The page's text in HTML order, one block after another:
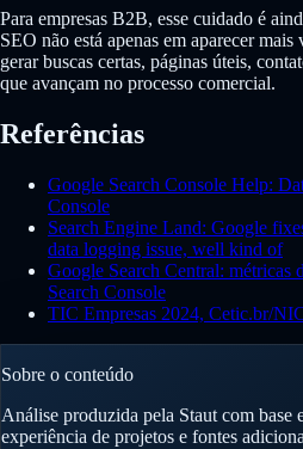
Para empresas B2B, esse cuidado é
SEO não está apenas em aparecer
gerar buscas certas, páginas úteis,
que avançam no processo comercial.
Referências
Google Search Console Help:
Console
Search Engine Land: Google
data logging issue, well kind of
Google Search Central:
Search Console
TIC Empresas 2024, Cetic.br/
Sobre o conteúdo
Análise produzida pela Staut com base
experiência de projetos e fontes